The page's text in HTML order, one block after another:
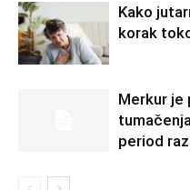
Kako
korak
Merkur je
period